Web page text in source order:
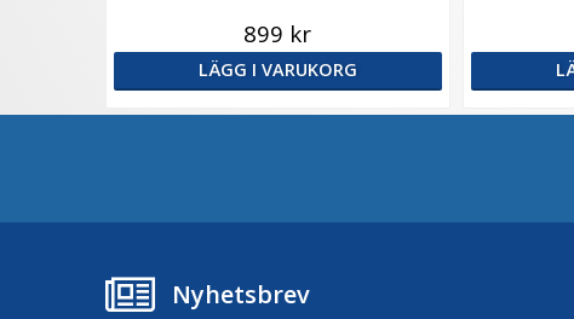
899 kr
LÄGG I VARUKORG
Nyhetsbrev